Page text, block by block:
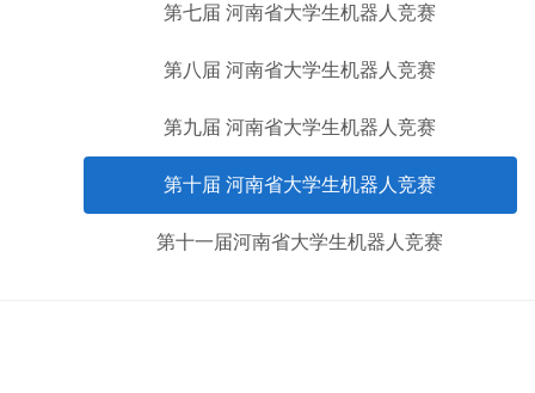
第七届 河南省大学生机器人竞赛
第八届 河南省大学生机器人竞赛
第九届 河南省大学生机器人竞赛
第十届 河南省大学生机器人竞赛
第十一届河南省大学生机器人竞赛